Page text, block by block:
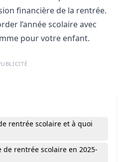
financière de la rentrée.
l’année scolaire avec
pour votre enfant.
rentrée scolaire et à quoi
rentrée scolaire en 2025-